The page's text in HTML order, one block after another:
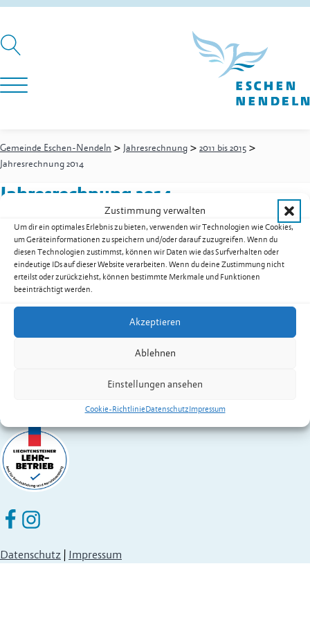
Zustimmung verwalten
Um dir ein optimales Erlebnis zu bieten, verwenden wir Technologien wie Cookies,
um Geräteinformationen zu speichern und/oder darauf zuzugreifen. Wenn du
diesen Technologien zustimmst, können wir Daten wie das Surfverhalten oder
eindeutige IDs auf dieser Website verarbeiten. Wenn du deine Zustimmung nicht
erteilst oder zurückziehst, können bestimmte Merkmale und Funktionen
beeinträchtigt werden.
Akzeptieren
Ablehnen
Einstellungen ansehen
Cookie-RichtlinieDatenschutzImpressum
Gemeinde Eschen-Nendeln > Jahresrechnung > 2011 bis 2015 >
Jahresrechnung 2014
Jahresrechnung 2014
Jahresrechnung 2014 als PDF herunterladen
Zur Übersicht der Downloads
Gemeinde Eschen-Nendeln
St. Martins-Ring 2, 9492 Eschen
Festnetz+423 377 50 10,verwaltung@eschen.li
Eschen Nendeln auf Facebook
Eschen Nendeln auf Instagram
Datenschutz | Impressum